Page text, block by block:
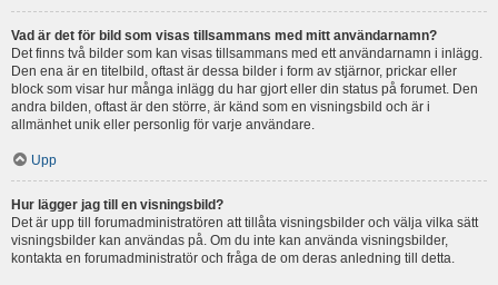
Vad är det för bild som visas tillsammans med mitt användarnamn?
Det finns två bilder som kan visas tillsammans med ett användarnamn i inlägg.
Den ena är en titelbild, oftast är dessa bilder i form av stjärnor, prickar eller
block som visar hur många inlägg du har gjort eller din status på forumet. Den
andra bilden, oftast är den större, är känd som en visningsbild och är i
allmänhet unik eller personlig för varje användare.
Upp
Hur lägger jag till en visningsbild?
Det är upp till forumadministratören att tillåta visningsbilder och välja vilka sätt
visningsbilder kan användas på. Om du inte kan använda visningsbilder,
kontakta en forumadministratör och fråga de om deras anledning till detta.